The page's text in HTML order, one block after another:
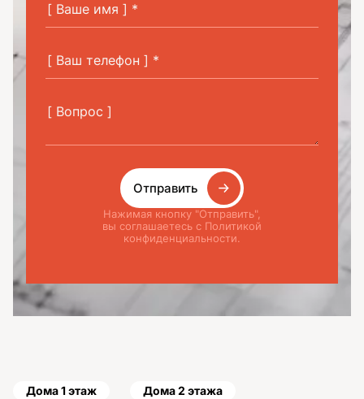
Отправить
Нажимая кнопку "Отправить",
вы соглашаетесь с Политикой
конфиденциальности.
Дома 1 этаж Дома 2 этажа